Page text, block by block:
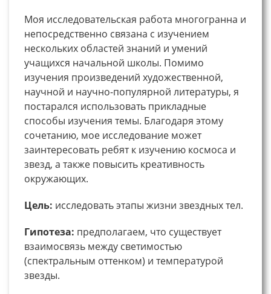
Моя исследовательская работа многогранна и
непосредственно связана с изучением
нескольких областей знаний и умений
учащихся начальной школы. Помимо
изучения произведений художественной,
научной и научно-популярной литературы, я
постарался использовать прикладные
способы изучения темы. Благодаря этому
сочетанию, мое исследование может
заинтересовать ребят к изучению космоса и
звезд, а также повысить креативность
окружающих.
Цель: исследовать этапы жизни звездных тел.
Гипотеза: предполагаем, что существует
взаимосвязь между светимостью
(спектральным оттенком) и температурой
звезды.